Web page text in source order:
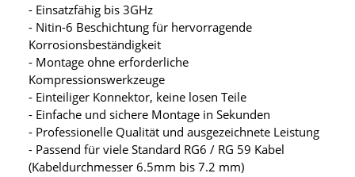
- Einsatzfähig bis 3GHz
- Nitin-6 Beschichtung für hervorragende
Korrosionsbeständigkeit
- Montage ohne erforderliche
Kompressionswerkzeuge
- Einteiliger Konnektor, keine losen Teile
- Einfache und sichere Montage in Sekunden
- Professionelle Qualität und ausgezeichnete Leistung
- Passend für viele Standard RG6 / RG 59 Kabel
(Kabeldurchmesser 6.5mm bis 7.2 mm)